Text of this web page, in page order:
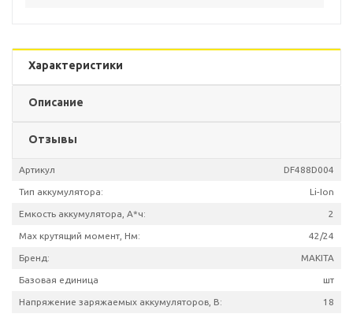
Характеристики
Описание
Отзывы